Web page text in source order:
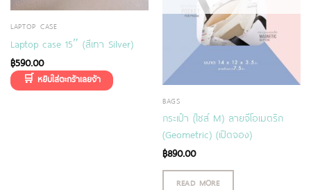
LAPTOP CASE
Laptop case 15″ (สีเทา Silver)
฿590.00
BAGS
กระเป๋า (ไซส์ M) ลายจีโอเมตริก
(Geometric) (เปิดจอง)
฿890.00
READ MORE